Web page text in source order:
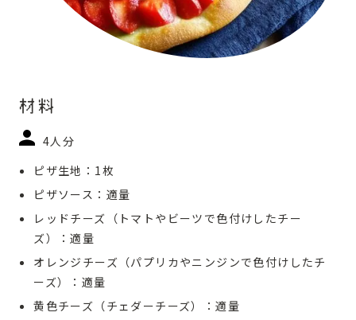
材料
4人分
ピザ生地：1枚
ピザソース：適量
レッドチーズ（トマトやビーツで色付けしたチー
ズ）：適量
オレンジチーズ（パプリカやニンジンで色付けしたチ
ーズ）：適量
黄色チーズ（チェダーチーズ）：適量